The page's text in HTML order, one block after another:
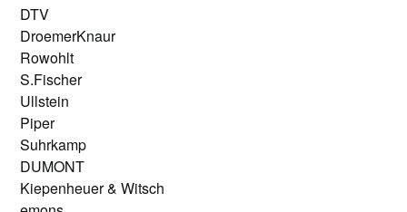
DTV
DroemerKnaur
Rowohlt
S.Fischer
Ullstein
Piper
Suhrkamp
DUMONT
Kiepenheuer & Witsch